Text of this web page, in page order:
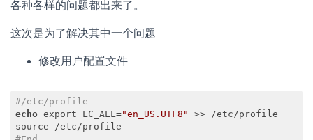
各种各样的问题都出来了。
这次是为了解决其中一个问题
修改用户配置文件
#/etc/profile
echo export LC_ALL="en_US.UTF8" >> /etc/profile